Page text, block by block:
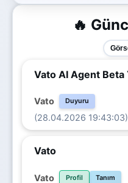
🔥
Vato AI Agent Beta
Vato Duyuru
(28.04.2026
Vato
Vato Profil Tanım